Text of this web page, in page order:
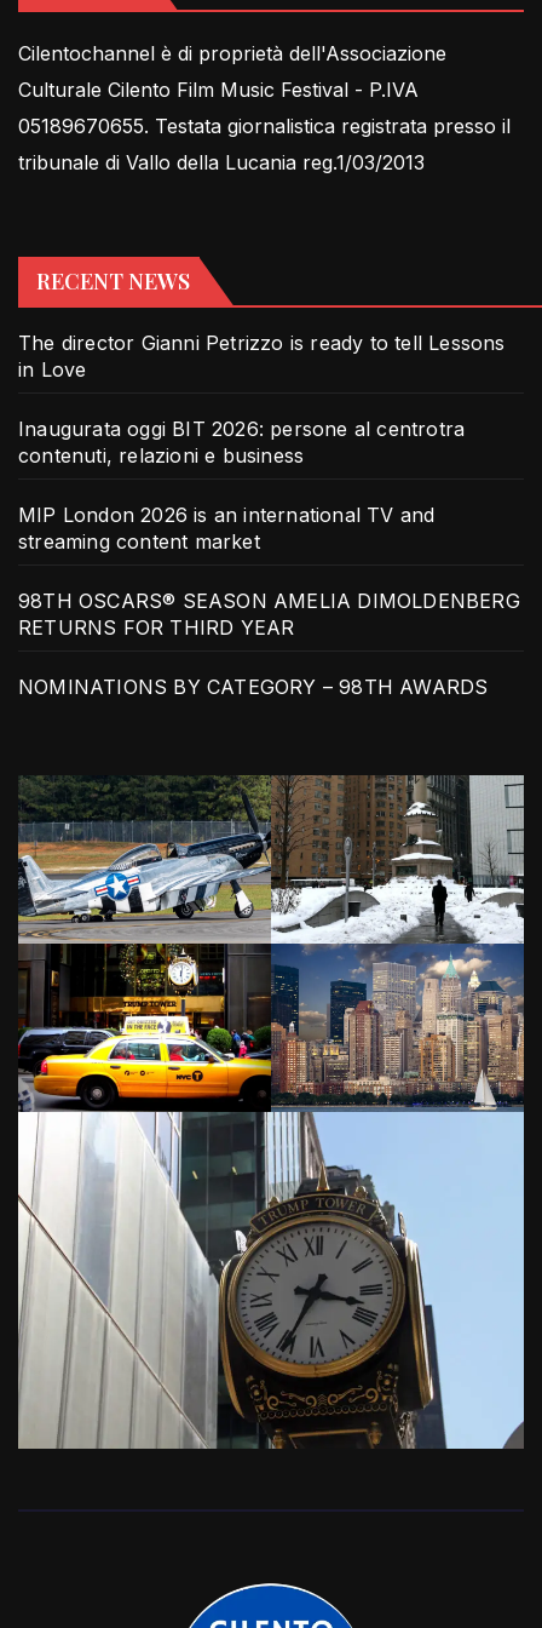
Cilentochannel è di proprietà dell'Associazione
Culturale Cilento Film Music Festival - P.IVA
05189670655. Testata giornalistica registrata presso il
tribunale di Vallo della Lucania reg.1/03/2013
RECENT NEWS
The director Gianni Petrizzo is ready to tell Lessons
in Love
Inaugurata oggi BIT 2026: persone al centrotra
contenuti, relazioni e business
MIP London 2026 is an international TV and
streaming content market
98TH OSCARS® SEASON AMELIA DIMOLDENBERG
RETURNS FOR THIRD YEAR
NOMINATIONS BY CATEGORY – 98TH AWARDS